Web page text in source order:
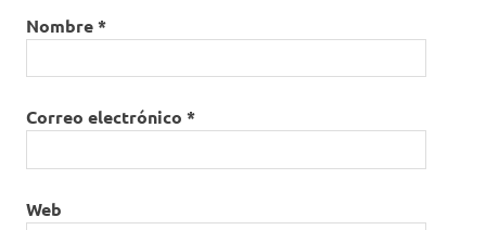
Nombre*
Correo electrónico *
Web